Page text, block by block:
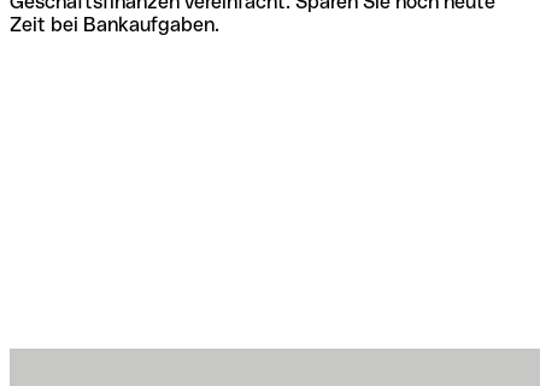
Zeit bei Bankaufgaben.